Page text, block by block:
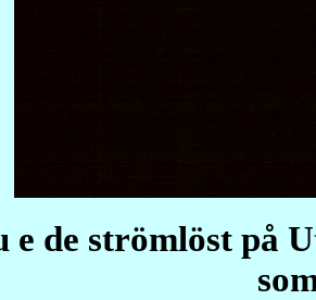
e de strömlöst på